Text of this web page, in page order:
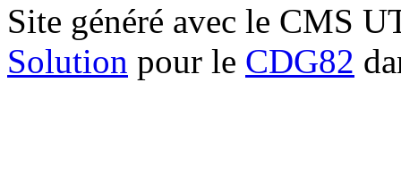
Site généré avec le CMS
Solution pour le CDG82